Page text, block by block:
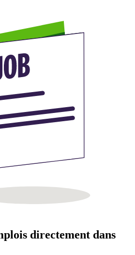
directement dans